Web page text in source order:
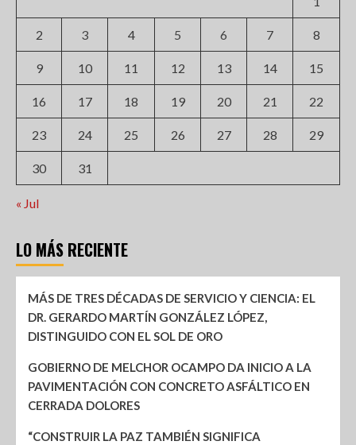
2 3 4 5 6 7 8
9 10 11 12 13 14 15
16 17 18 19 20 21 22
23 24 25 26 27 28 29
30 31
« Jul
LO MÁS RECIENTE
MÁS DE TRES DÉCADAS DE SERVICIO Y CIENCIA: EL
DR. GERARDO MARTÍN GONZÁLEZ LÓPEZ,
DISTINGUIDO CON EL SOL DE ORO
GOBIERNO DE MELCHOR OCAMPO DA INICIO A LA
PAVIMENTACIÓN CON CONCRETO ASFÁLTICO EN
CERRADA DOLORES
“CONSTRUIR LA PAZ TAMBIÉN SIGNIFICA